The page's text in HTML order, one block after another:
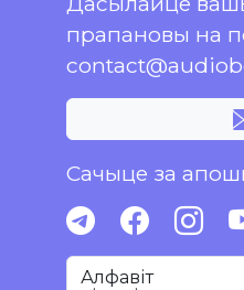
прапановы на
Сачыце за
Алфавіт